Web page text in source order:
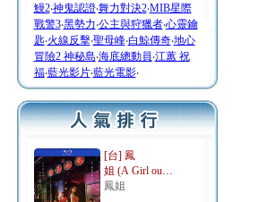
鰻2‧神鬼認證‧舞力對決2‧MIB星際
戰警3‧黑勢力‧公主與狩獵者‧心靈鑰
匙‧火線反擊‧聖母峰‧白鯨傳奇‧地心
冒險2 神秘島‧海底總動員‧江蕙 祝
福‧藍光影片‧藍光電影‧
[台] 鳳
姐 (A Girl ou…
鳳姐